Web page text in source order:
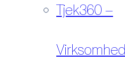
Tjek360 –